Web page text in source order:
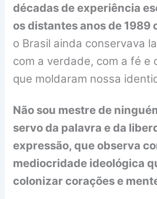
décadas de experiência
os distantes anos de 1989
o Brasil ainda conservava
com a verdade, com a fé e
que moldaram nossa
Não sou mestre de
servo da palavra e da
expressão, que observa
mediocridade ideológica
colonizar corações e